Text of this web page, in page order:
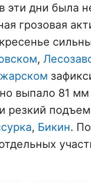
эти дни была
грозовая
,
выпало 81
резкий
, Бикин.